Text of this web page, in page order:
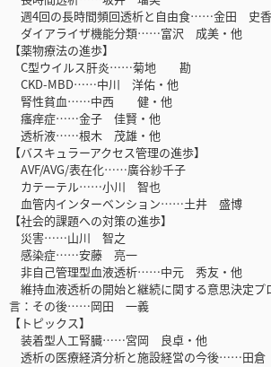
週4回の長時間頻回透析と自由食……金田 史
ダイアライザ機能分類……富沢 成美・他
【薬物療法の進歩】
C型ウイルス肝炎……菊地 勘
CKD-MBD……中川 洋佑・他
腎性貧血……中西 健・他
瘙痒症……金子 佳賢・他
透析液……根木 茂雄・他
【バスキュラーアクセス管理の進歩】
AVF/AVG/表在化……廣谷紗千子
カテーテル……小川 智也
血管内インターベンション……土井 盛博
【社会的課題への対策の進歩】
災害……山川 智之
感染症……安藤 亮一
非自己管理型血液透析……中元 秀友・他
維持血液透析の開始と継続に関する意思決定プ
言：その後……岡田 一義
【トピックス】
装着型人工腎臓……宮岡 良卓・他
透析の医療経済分析と施設経営の今後……田